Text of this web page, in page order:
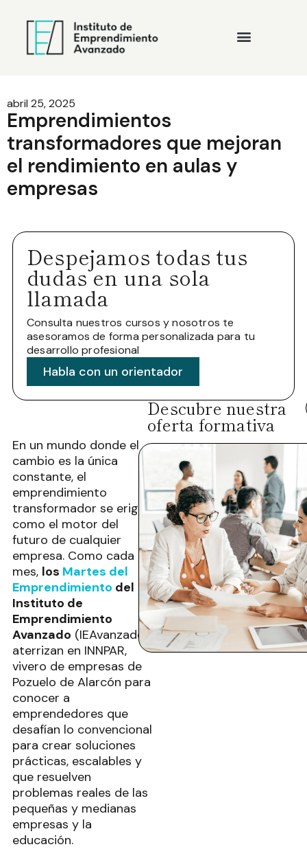
abril 25, 2025
Emprendimientos
transformadores que mejoran
el rendimiento en aulas y
empresas
Despejamos todas tus
dudas en una sola
llamada
Consulta nuestros cursos y nosotros te
asesoramos de forma personalizada para tu
desarrollo profesional
Habla con un orientador
En un mundo donde el
cambio es la única
constante, el
emprendimiento
transformador se erige
como el motor del
futuro de cualquier
empresa. Como cada
mes, los Martes del
Emprendimiento del
Instituto de
Emprendimiento
Avanzado (IEAvanzado)
aterrizan en INNPAR,
vivero de empresas de
Pozuelo de Alarcón para
conocer a
emprendedores que
desafían lo convencional
para crear soluciones
prácticas, escalables y
que resuelven
problemas reales de las
pequeñas y medianas
empresas y la
educación.
Descubre nuestra
oferta formativa